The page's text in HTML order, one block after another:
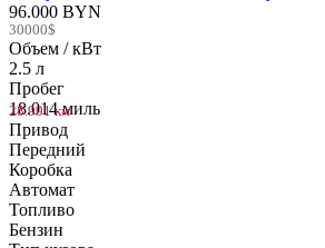
96.000 BYN
30000$
Объем / кВт
2.5 л
Пробег
18.014 миль
28.991 км
Привод
Передний
Коробка
Автомат
Топливо
Бензин